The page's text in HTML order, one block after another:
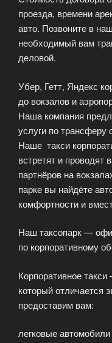
проезда, времени
авто. Позвоните в
необходимый вам
деловой.
Убер, Гетт, Яндекс
до вокзалов и
Наша компания
услуги по трансферу
Наше такси
встретят и проводят
партнёров на
парке вы найдёте
комфортности и
Наш таксопарк —
по корпоративному
Корпоративное
который отличается
предоставим вам:
легковые